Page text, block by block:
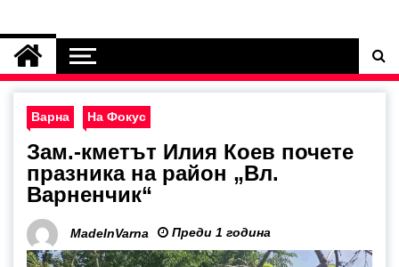
Варна На Фокус
Зам.-кметът Илия Коев почете
празника на район „Вл.
Варненчик“
MadeInVarna Преди 1 година